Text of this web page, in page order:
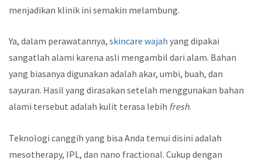
menjadikan klinik ini semakin melambung.
Ya, dalam perawatannya, skincare wajah yang dipakai
sangatlah alami karena asli mengambil dari alam. Bahan
yang biasanya digunakan adalah akar, umbi, buah, dan
sayuran. Hasil yang dirasakan setelah menggunakan bahan
alami tersebut adalah kulit terasa lebih fresh.
Teknologi canggih yang bisa Anda temui disini adalah
mesotherapy, IPL, dan nano fractional. Cukup dengan